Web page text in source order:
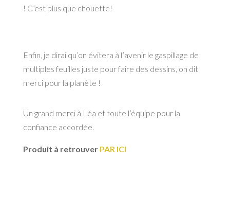
! C’est plus que chouette!
Enfin, je dirai qu’on évitera à l’avenir le gaspillage de
multiples feuilles juste pour faire des dessins, on dit
merci pour la planète !
Un grand merci à Léa et toute l’équipe pour la
confiance accordée.
Produit à retrouver PAR ICI